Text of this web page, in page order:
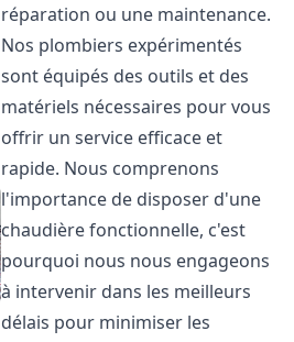
réparation ou une maintenance.
Nos plombiers expérimentés
sont équipés des outils et des
matériels nécessaires pour vous
offrir un service efficace et
rapide. Nous comprenons
l'importance de disposer d'une
chaudière fonctionnelle, c'est
pourquoi nous nous engageons
à intervenir dans les meilleurs
délais pour minimiser les